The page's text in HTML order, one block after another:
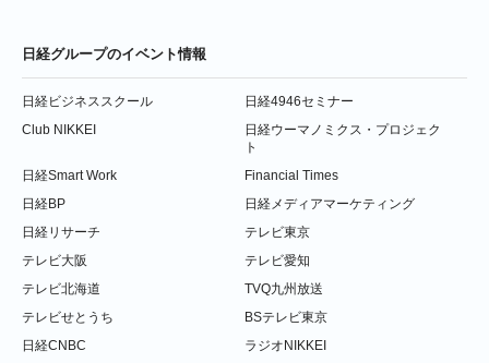
日経グループのイベント情報
日経ビジネススクール
日経4946セミナー
Club NIKKEI
日経ウーマノミクス・プロジェク
ト
日経Smart Work
Financial Times
日経BP
日経メディアマーケティング
日経リサーチ
テレビ東京
テレビ大阪
テレビ愛知
テレビ北海道
TVQ九州放送
テレビせとうち
BSテレビ東京
日経CNBC
ラジオNIKKEI